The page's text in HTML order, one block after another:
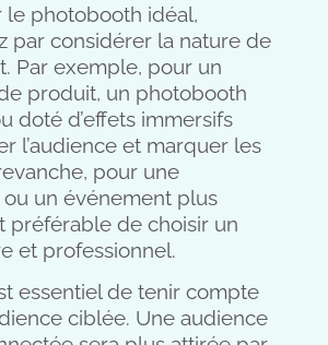
le photobooth idéal,
par considérer la nature de
Par exemple, pour un
produit, un photobooth
doté d’effets immersifs
l’audience et marquer les
pour une
un événement plus
préférable de choisir un
et professionnel.
essentiel de tenir compte
ciblée. Une audience